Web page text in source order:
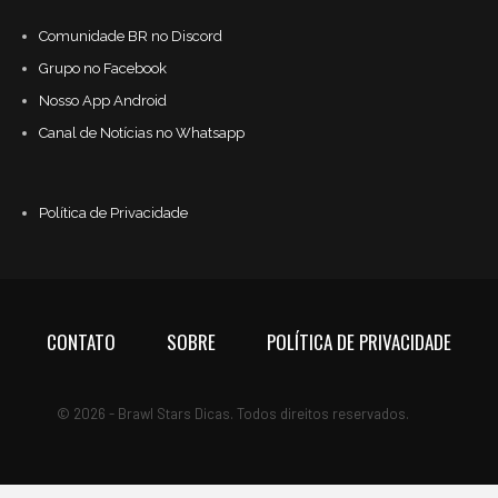
Comunidade BR no Discord
Grupo no Facebook
Nosso App Android
Canal de Notícias no Whatsapp
Política de Privacidade
CONTATO SOBRE POLÍTICA DE PRIVACIDADE
© 2026 - Brawl Stars Dicas. Todos direitos reservados.